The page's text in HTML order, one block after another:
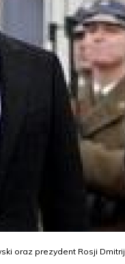
oraz prezydent Rosji